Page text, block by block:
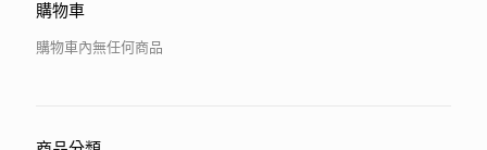
購物車
購物車內無任何商品